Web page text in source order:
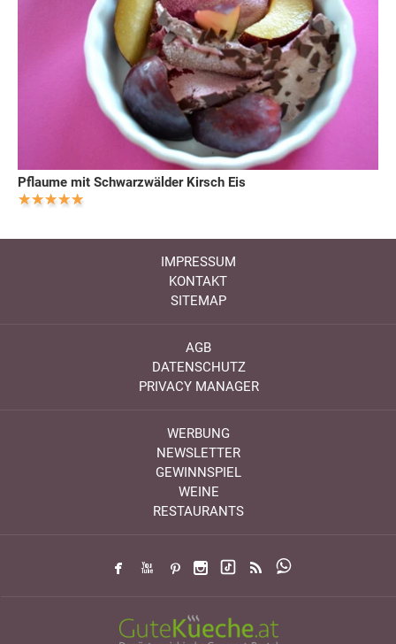
Pflaume mit Schwarzwälder Kirsch Eis
IMPRESSUM
KONTAKT
SITEMAP
AGB
DATENSCHUTZ
PRIVACY MANAGER
WERBUNG
NEWSLETTER
GEWINNSPIEL
WEINE
RESTAURANTS